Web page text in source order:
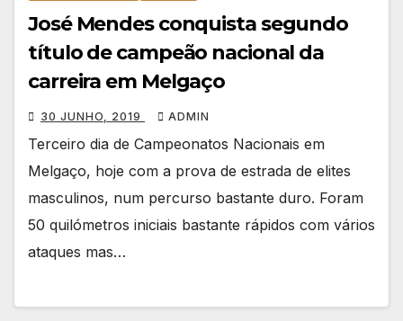
José Mendes conquista segundo
título de campeão nacional da
carreira em Melgaço
30 JUNHO, 2019 ADMIN
Terceiro dia de Campeonatos Nacionais em
Melgaço, hoje com a prova de estrada de elites
masculinos, num percurso bastante duro. Foram
50 quilómetros iniciais bastante rápidos com vários
ataques mas…